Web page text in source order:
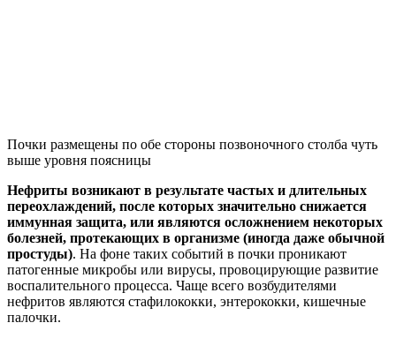
Почки размещены по обе стороны позвоночного столба чуть
выше уровня поясницы
Нефриты возникают в результате частых и длительных
переохлаждений, после которых значительно снижается
иммунная защита, или являются осложнением некоторых
болезней, протекающих в организме (иногда даже обычной
простуды). На фоне таких событий в почки проникают
патогенные микробы или вирусы, провоцирующие развитие
воспалительного процесса. Чаще всего возбудителями
нефритов являются стафилококки, энтерококки, кишечные
палочки.